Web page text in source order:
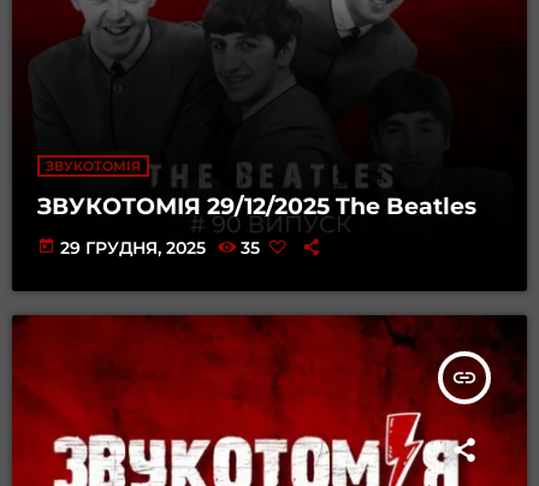
ЗВУКОТОМІЯ
ЗВУКОТОМІЯ 29/12/2025 The Beatles
today 29 ГРУДНЯ, 2025 35
insert_link